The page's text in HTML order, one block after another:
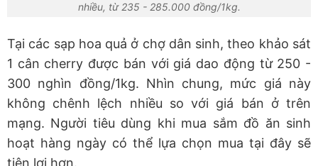
nhiều, từ 235 - 285.000 đồng/1kg.
Tại các sạp hoa quả ở chợ dân sinh, theo khảo sát
1 cân cherry được bán với giá dao động từ 250 -
300 nghìn đồng/1kg. Nhìn chung, mức giá này
không chênh lệch nhiều so với giá bán ở trên
mạng. Người tiêu dùng khi mua sắm đồ ăn sinh
hoạt hàng ngày có thể lựa chọn mua tại đây sẽ
tiện lợi hơn.